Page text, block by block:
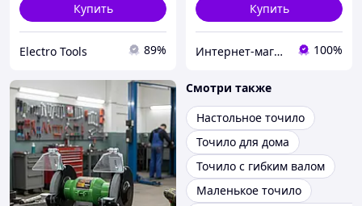
Купить
Electro Tools 89%
Купить
Интернет-магазин CITYTOOLS 100%
Смотри также
Настольное точило
Точило для дома
Точило с гибким валом
Маленькое точило